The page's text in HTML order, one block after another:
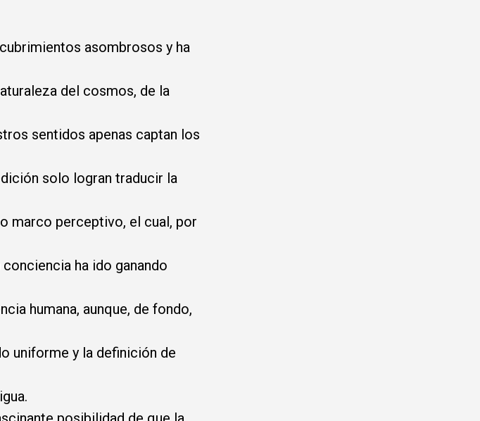
asombrosos y ha
del cosmos, de la
sentidos apenas captan los
solo logran traducir la
marco perceptivo, el cual, por
ha ido ganando
humana, aunque, de fondo,
uniforme y la definición de